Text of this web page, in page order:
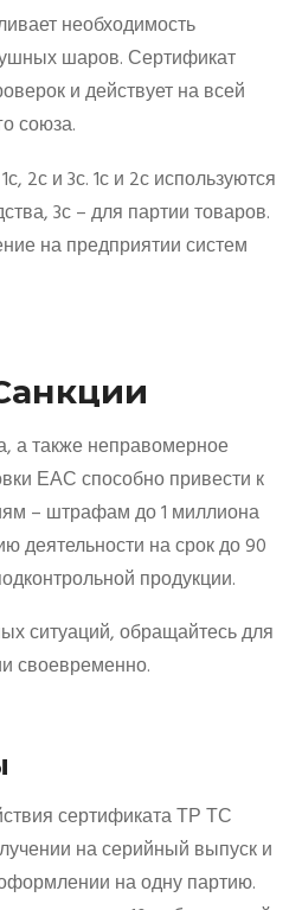
необходимость
шаров. Сертификат
и действует на всей
союза.
2с и 3с. 1с и 2с используются
3с – для партии товаров.
на предприятии систем
а также неправомерное
ЕАС способно привести к
– штрафам до 1 миллиона
деятельности на срок до 90
продукции.
ситуаций, обращайтесь для
своевременно.
сертификата ТР ТС
на серийный выпуск и
на одну партию.